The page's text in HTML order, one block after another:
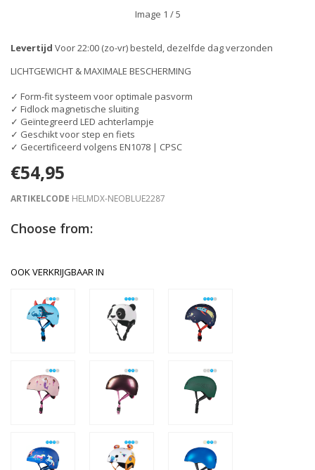
Image 1 / 5
Levertijd Voor 22:00 (zo-vr) besteld, dezelfde dag verzonden
LICHTGEWICHT & MAXIMALE BESCHERMING
✓ Form-fit systeem voor optimale pasvorm
✓ Fidlock magnetische sluiting
✓ Geïntegreerd LED achterlampje
✓ Geschikt voor step en fiets
✓ Gecertificeerd volgens EN1078 | CPSC
€54,95
ARTIKELCODE HELMDX-NEOBLUE2287
Choose from:
OOK VERKRIJGBAAR IN